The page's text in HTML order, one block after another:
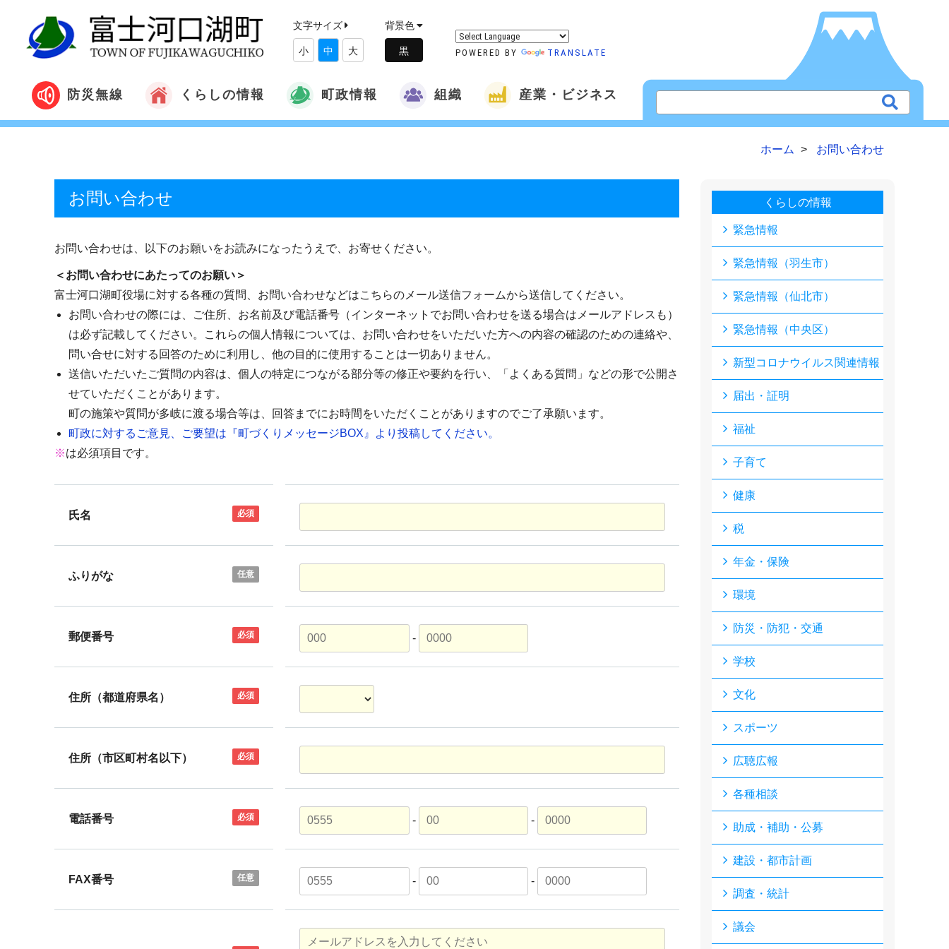
文字サイズ
小 中 大
背景色
POWERED BY TRANSLATE
防災無線 くらしの情報 町政情報 組織 産業・ビジネス
ホーム お問い合わせ
お問い合わせ
お問い合わせは、以下のお願いをお読みになったうえで、お寄せください。
＜お問い合わせにあたってのお願い＞
富士河口湖町役場に対する各種の質問、お問い合わせなどはこちらのメール送信フォームから送信してください。
お問い合わせの際には、ご住所、お名前及び電話番号（インターネットでお問い合わせを送る場合はメールアドレスも）
は必ず記載してください。これらの個人情報については、お問い合わせをいただいた方への内容の確認のための連絡や、
問い合せに対する回答のために利用し、他の目的に使用することは一切ありません。
送信いただいたご質問の内容は、個人の特定につながる部分等の修正や要約を行い、「よくある質問」などの形で公開さ
せていただくことがあります。
町の施策や質問が多岐に渡る場合等は、回答までにお時間をいただくことがありますのでご了承願います。
町政に対するご意見、ご要望は『町づくりメッセージBOX』より投稿してください。
※は必須項目です。
氏名 必須
ふりがな 任意
郵便番号 必須 -
住所（都道府県名） 必須
住所（市区町村名以下） 必須
電話番号 必須 - -
FAX番号 任意 - -
くらしの情報
緊急情報
緊急情報（羽生市）
緊急情報（仙北市）
緊急情報（中央区）
新型コロナウイルス関連情報
届出・証明
福祉
子育て
健康
税
年金・保険
環境
防災・防犯・交通
学校
文化
スポーツ
広聴広報
各種相談
助成・補助・公募
建設・都市計画
調査・統計
議会